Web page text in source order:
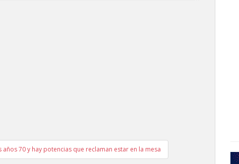
70 y hay potencias que reclaman estar en la mesa